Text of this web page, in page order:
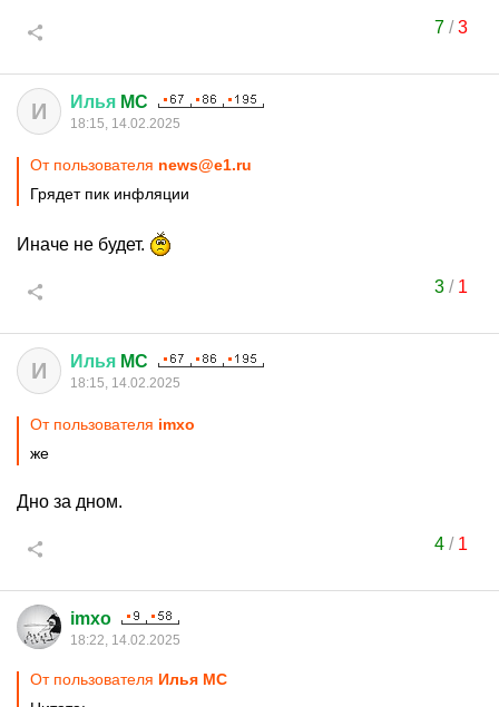
7/3
И Илья MC
18:15, 14.02.2025
От пользователя news@e1.ru
Грядет пик инфляции
Иначе не будет.
3/ 1
И Илья MC
18:15, 14.02.2025
От пользователя imxo
же
Дно за дном.
4/ 1
imxo
18:22, 14.02.2025
От пользователя Илья MC